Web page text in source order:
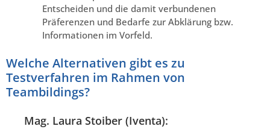
Entscheiden und die damit verbundenen
Präferenzen und Bedarfe zur Abklärung bzw.
Informationen im Vorfeld.
Welche Alternativen gibt es zu
Testverfahren im Rahmen von
Teambildings?
Mag. Laura Stoiber (Iventa):